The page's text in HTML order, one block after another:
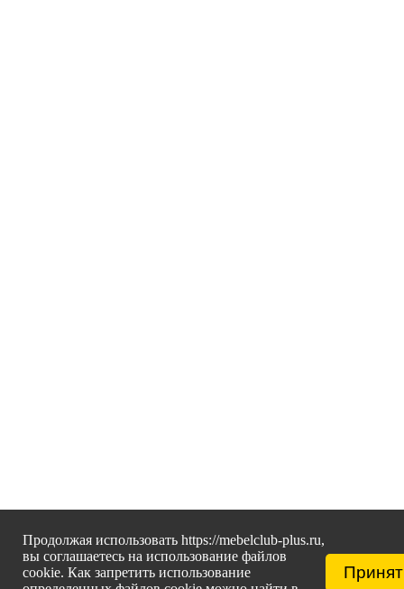
Продолжая использовать https://mebelclub-plus.ru,
вы соглашаетесь на использование файлов
cookie. Как запретить использование